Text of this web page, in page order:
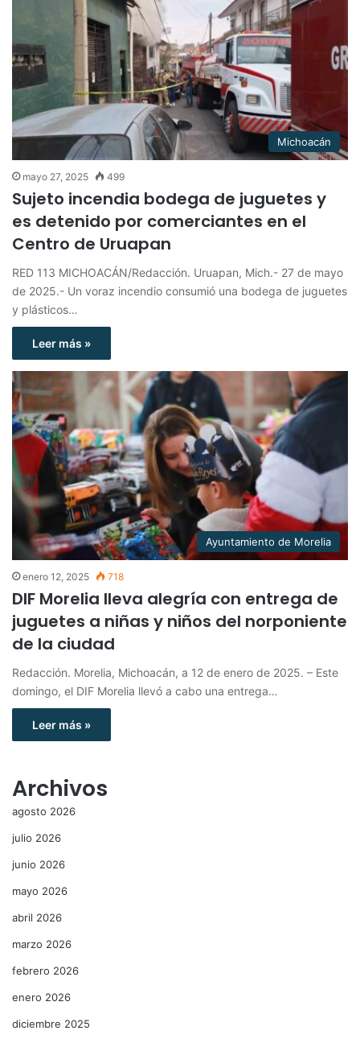
Michoacán
mayo 27, 2025 499
Sujeto incendia bodega de juguetes y
es detenido por comerciantes en el
Centro de Uruapan
RED 113 MICHOACÁN/Redacción. Uruapan, Mich.- 27 de mayo
de 2025.- Un voraz incendio consumió una bodega de juguetes
y plásticos…
Leer más »
Ayuntamiento de Morelia
enero 12, 2025 718
DIF Morelia lleva alegría con entrega de
juguetes a niñas y niños del norponiente
de la ciudad
Redacción. Morelia, Michoacán, a 12 de enero de 2025. – Este
domingo, el DIF Morelia llevó a cabo una entrega…
Leer más »
Archivos
agosto 2026
julio 2026
junio 2026
mayo 2026
abril 2026
marzo 2026
febrero 2026
enero 2026
diciembre 2025